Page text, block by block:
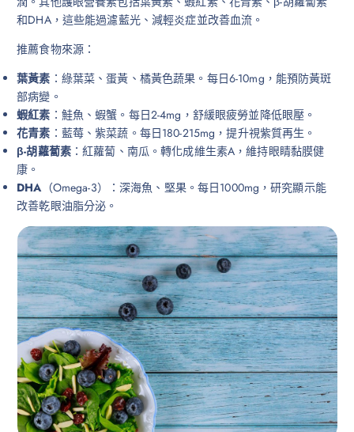
和DHA，這些能過濾藍光、減輕炎症並改善血流。
推薦食物來源：
葉黃素 ：綠葉菜、蛋黃、橘黃色蔬果。每日6-10mg，能預防黃斑
部病變。
蝦紅素 ：鮭魚、蝦蟹。每日2-4mg，舒緩眼疲勞並降低眼壓。
花青素 ：藍莓、紫菜蔬。每日180-215mg，提升視紫質再生。
β-胡蘿蔔素：紅蘿蔔、南瓜。轉化成維生素A，維持眼睛黏膜健
康。
DHA（Omega-3）：深海魚、堅果。每日1000mg，研究顯示能
改善乾眼油脂分泌。